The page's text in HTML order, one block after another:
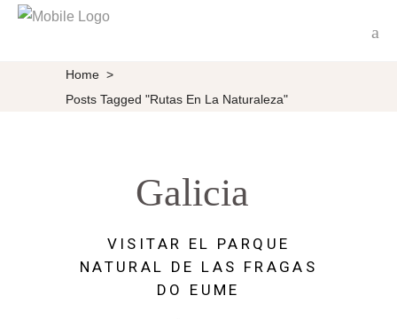
Home >
Posts Tagged "Rutas En La Naturaleza"
Galicia
VISITAR EL PARQUE
NATURAL DE LAS FRAGAS
DO EUME